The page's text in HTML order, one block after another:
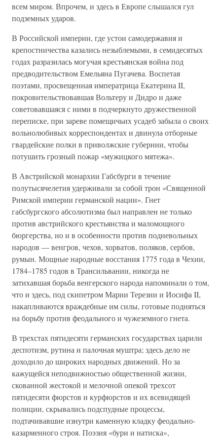
всем миром. Впрочем, и здесь в Европе слышался гул
подземных ударов.
В Российской империи, где устои самодержавия и
крепостничества казались незыблемыми, в семидесятых
годах разразилась могучая крестьянская война под
предводительством Емельяна Пугачева. Воспетая
поэтами, просвещенная императрица Екатерина II,
покровительствовавшая Вольтеру и Дидро и даже
советовавшаяся с ними в подчеркнуто дружественной
переписке, при зареве помещичьих усадеб забыла о своих
вольнолюбивых корреспондентах и двинула отборные
гвардейские полки в приволжские губернии, чтобы
потушить грозный пожар «мужицкого мятежа».
В Австрийской монархии Габсбурги в течение
полутысячелетия удерживали за собой трон «Священной
Римской империи германской нации». Гнет
габсбургского абсолютизма был направлен не только
против австрийского крестьянства и маломощного
бюргерства, но и в особенности против подневольных
народов — венгров, чехов, хорватов, поляков, сербов,
румын. Мощные народные восстания 1775 года в Чехии,
1784–1785 годов в Трансильвании, никогда не
затихавшая борьба венгерского народа напоминали о том,
что и здесь, под скипетром Марии Терезии и Иосифа II,
накапливаются враждебные им силы, готовые подняться
на борьбу против феодального и чужеземного гнета.
В трехстах пятидесяти германских государствах царили
деспотизм, рутина и палочная муштра; здесь дело не
доходило до широких народных движений. Но за
кажущейся неподвижностью общественной жизни,
скованной жестокой и мелочной опекой трехсот
пятидесяти фюрстов и курфюрстов и их всевидящей
полиции, скрывались подспудные процессы,
подтачивавшие изнутри каменную кладку феодально-
казарменного строя. Поэзия «бури и натиска»,